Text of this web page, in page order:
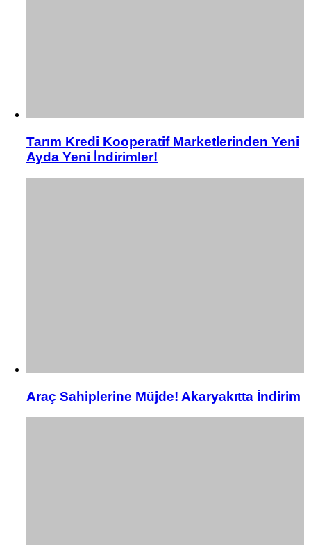
Tarım Kredi Kooperatif Marketlerinden Yeni
Ayda Yeni İndirimler!
Araç Sahiplerine Müjde! Akaryakıtta İndirim